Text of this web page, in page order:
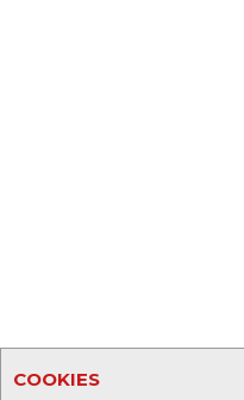
COOKIES